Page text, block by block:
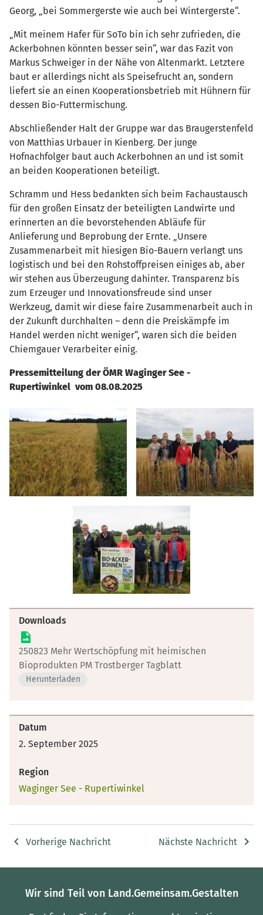
Georg, „bei Sommergerste wie auch bei Wintergerste“.
„Mit meinem Hafer für SoTo bin ich sehr zufrieden, die
Ackerbohnen könnten besser sein“, war das Fazit von
Markus Schweiger in der Nähe von Altenmarkt. Letztere
baut er allerdings nicht als Speisefrucht an, sondern
liefert sie an einen Kooperationsbetrieb mit Hühnern für
dessen Bio-Futtermischung.
Abschließender Halt der Gruppe war das Braugerstenfeld
von Matthias Urbauer in Kienberg. Der junge
Hofnachfolger baut auch Ackerbohnen an und ist somit
an beiden Kooperationen beteiligt.
Schramm und Hess bedankten sich beim Fachaustausch
für den großen Einsatz der beteiligten Landwirte und
erinnerten an die bevorstehenden Abläufe für
Anlieferung und Beprobung der Ernte. „Unsere
Zusammenarbeit mit hiesigen Bio-Bauern verlangt uns
logistisch und bei den Rohstoffpreisen einiges ab, aber
wir stehen aus Überzeugung dahinter. Transparenz bis
zum Erzeuger und Innovationsfreude sind unser
Werkzeug, damit wir diese faire Zusammenarbeit auch in
der Zukunft durchhalten – denn die Preiskämpfe im
Handel werden nicht weniger“, waren sich die beiden
Chiemgauer Verarbeiter einig.
Pressemitteilung der ÖMR Waginger See -
Rupertiwinkel vom 08.08.2025
Downloads
250823 Mehr Wertschöpfung mit heimischen
Bioprodukten PM Trostberger Tagblatt
Herunterladen
Datum
2. September 2025
Region
Waginger See - Rupertiwinkel
Vorherige Nachricht Nächste Nachricht
Wir sind Teil von Land.Gemeinsam.Gestalten